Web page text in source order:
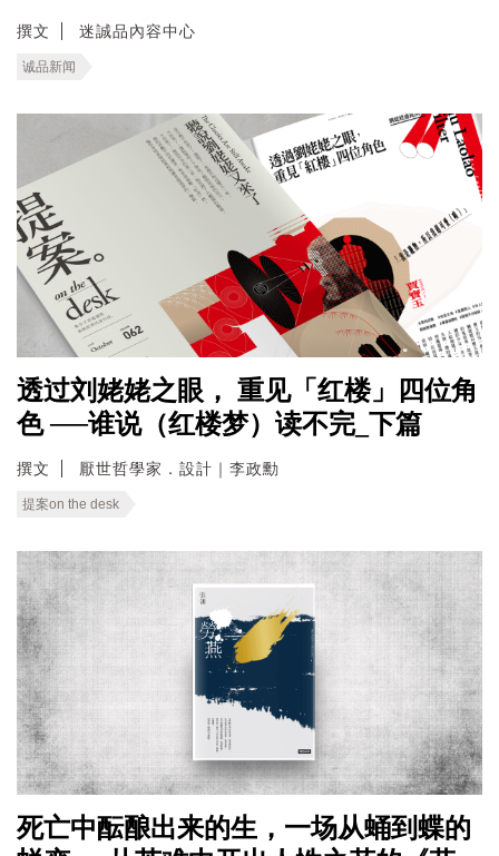
撰文 迷誠品內容中心
诚品新闻
透过刘姥姥之眼， 重见「红楼」四位角
色 ──谁说（红楼梦）读不完_下篇
撰文 厭世哲學家．設計｜李政勳
提案on the desk
死亡中酝酿出来的生，一场从蛹到蝶的